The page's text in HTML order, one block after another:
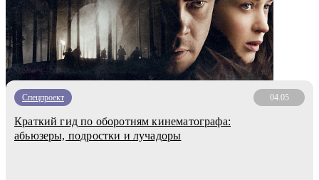
Спецпроект 04.05
Краткий гид по оборотням кинематографа:
абьюзеры, подростки и лучадоры